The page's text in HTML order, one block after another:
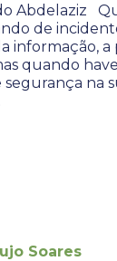
Abdelaziz
de
informação,
quando
na
Soares